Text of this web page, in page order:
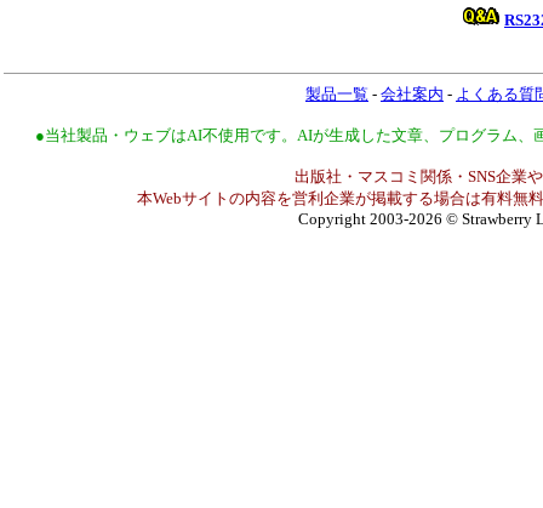
製品一覧 - 会社案内 - よくある質
●当社製品・ウェブはAI不使用です。AIが生成した文章、プログラム
出版社・マスコミ関係・SNS企業
本Webサイトの内容を営利企業が掲載する場合は有料無
Copyright 2003-2026 © Strawberry